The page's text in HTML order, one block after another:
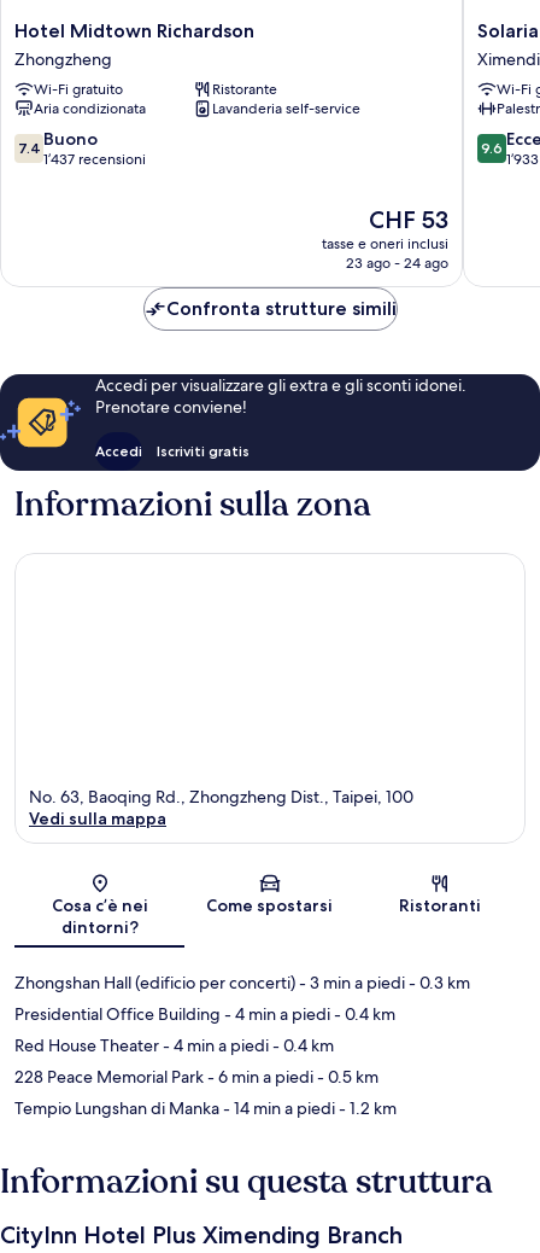
Hotel
Midtown
Richardson
Zhongzheng
Hotel Midtown Richardson
Zhongzheng
Wi-Fi gratuito
Ristorante
Aria condizionata
Lavanderia self-service
7.4
su
7.4 Buono
1’437 recensioni
Il
prezzo
attuale
CHF 53
CHF 53
tasse e oneri inclusi
23 ago - 24 ago
Solaria
Hotel
Taipei
Ximen
Wi-Fi
9.6
su
9.6
Confronta strutture simili
Accedi per visualizzare gli extra e gli sconti idonei.
Prenotare conviene!
Accedi Iscriviti gratis
Informazioni sulla zona
Mappa
No. 63, Baoqing Rd., Zhongzheng Dist., Taipei, 100
Vedi sulla mappa
Cosa c’è nei
dintorni?
Come spostarsi Ristoranti
Zhongshan Hall (edificio per concerti)- 3 min a piedi- 0.3 km
Presidential Office Building - 4 min a piedi- 0.4 km
Red House Theater- 4 min a piedi- 0.4 km
228 Peace Memorial Park- 6 min a piedi- 0.5 km
Tempio Lungshan di Manka- 14 min a piedi- 1.2 km
Informazioni su questa struttura
CityInn Hotel Plus Ximending Branch